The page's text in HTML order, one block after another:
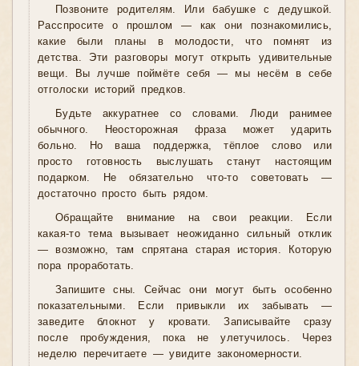
Позвоните родителям. Или бабушке с дедушкой.
Расспросите о прошлом — как они познакомились,
какие были планы в молодости, что помнят из
детства. Эти разговоры могут открыть удивительные
вещи. Вы лучше поймёте себя — мы несём в себе
отголоски историй предков.
Будьте аккуратнее со словами. Люди ранимее
обычного. Неосторожная фраза может ударить
больно. Но ваша поддержка, тёплое слово или
просто готовность выслушать станут настоящим
подарком. Не обязательно что-то советовать —
достаточно просто быть рядом.
Обращайте внимание на свои реакции. Если
какая-то тема вызывает неожиданно сильный отклик
— возможно, там спрятана старая история. Которую
пора проработать.
Запишите сны. Сейчас они могут быть особенно
показательными. Если привыкли их забывать —
заведите блокнот у кровати. Записывайте сразу
после пробуждения, пока не улетучилось. Через
неделю перечитаете — увидите закономерности.